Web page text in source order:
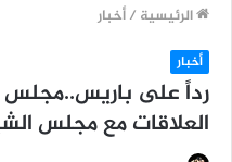
الرئيسية /أخبار
أخبار
رداً على باريس..مجلس
العلاقات مع مجلس